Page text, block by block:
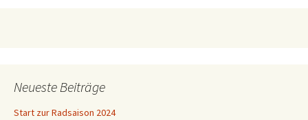
Neueste Beiträge
Start zur Radsaison 2024